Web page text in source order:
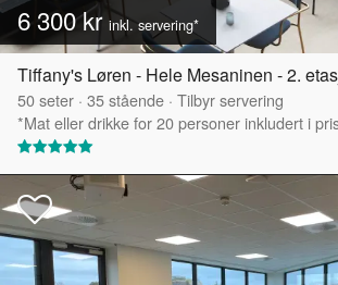
6 300 krinkl. servering*
Tiffany's Løren - Hele Mesaninen - 2.
50seter · 35stående · Tilbyr servering
*Mat eller drikke for 20 personer inkludert i